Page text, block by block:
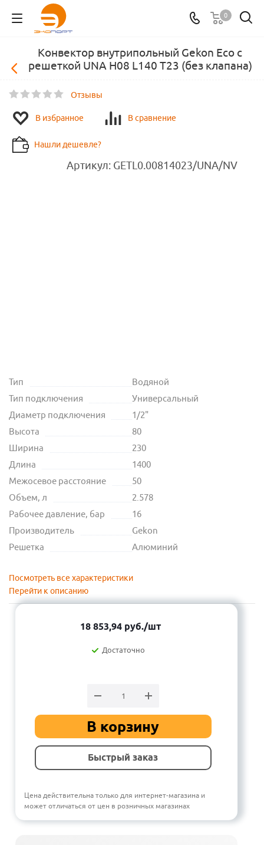
0
Конвектор внутрипольный Gekon Eco с
решеткой UNA H08 L140 T23 (без клапана)
Отзывы
В избранное В сравнение
Нашли дешевле?
Артикул: GETL0.00814023/UNA/NV
Тип
Водяной
Тип подключения
Универсальный
Диаметр подключения
1/2"
Высота
80
Ширина
230
Длина
1400
Межосевое расстояние
50
Объем, л
2.578
Рабочее давление, бар
16
Производитель
Gekon
Решетка
Алюминий
Посмотреть все характеристики
Перейти к описанию
18 853,94 руб./шт
Достаточно
В корзину
Быстрый заказ
Цена действительна только для интернет-магазина и
может отличаться от цен в розничных магазинах